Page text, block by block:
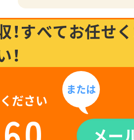
すべてお任せ
！
ださい
または
メー